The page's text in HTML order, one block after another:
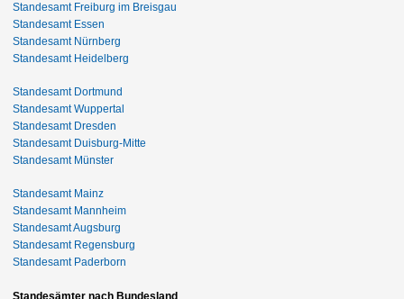
Standesamt Freiburg im Breisgau
Standesamt Essen
Standesamt Nürnberg
Standesamt Heidelberg
Standesamt Dortmund
Standesamt Wuppertal
Standesamt Dresden
Standesamt Duisburg-Mitte
Standesamt Münster
Standesamt Mainz
Standesamt Mannheim
Standesamt Augsburg
Standesamt Regensburg
Standesamt Paderborn